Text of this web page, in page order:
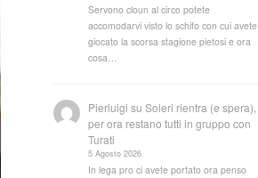
Servono cloun al circo potete
accomodarvi visto lo schifo con cui avete
giocato la scorsa stagione pietosi e ora
cosa…
Pierluigi suSoleri rientra (e spera),
per ora restano tutti in gruppo con
Turati
5 Agosto 2026
In lega pro ci avete portato ora penso